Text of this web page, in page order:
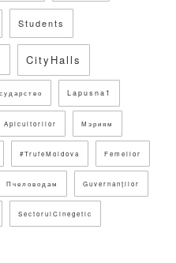
Students
CityHalls
Lapusna1
Apicultorilor Мэриям
#TrufeMoldova Femeilor
Пчеловодам Guvernanților
SectorulCinegetic